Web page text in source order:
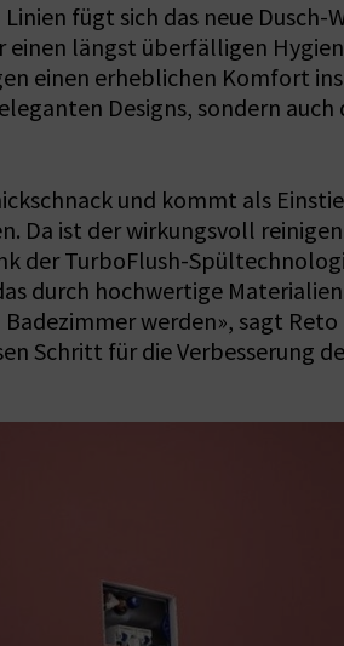
fügt sich das neue
einen längst überfälligen
einen erheblichen Komfort
Designs, sondern
und kommt als
Da ist der wirkungsvoll
der TurboFlush-
durch hochwertige
werden», sagt
Schritt für die Verbesserung